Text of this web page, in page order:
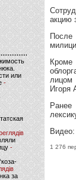
или
-
-
за
акцию
лицом
Игоря
Видео:
1 276